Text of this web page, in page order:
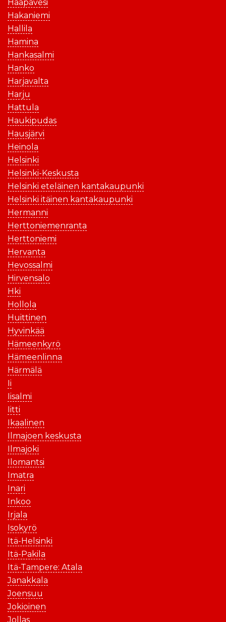
Haapavesi
Hakaniemi
Hallila
Hamina
Hankasalmi
Hanko
Harjavalta
Harju
Hattula
Haukipudas
Hausjärvi
Heinola
Helsinki
Helsinki-Keskusta
Helsinki eteläinen kantakaupunki
Helsinki itäinen kantakaupunki
Hermanni
Herttoniemenranta
Herttoniemi
Hervanta
Hevossalmi
Hirvensalo
Hki
Hollola
Huittinen
Hyvinkää
Hämeenkyrö
Hämeenlinna
Härmälä
Ii
Iisalmi
Iitti
Ikaalinen
Ilmajoen keskusta
Ilmajoki
Ilomantsi
Imatra
Inari
Inkoo
Irjala
Isokyrö
Itä-Helsinki
Itä-Pakila
Itä-Tampere: Atala
Janakkala
Joensuu
Jokioinen
Jollas